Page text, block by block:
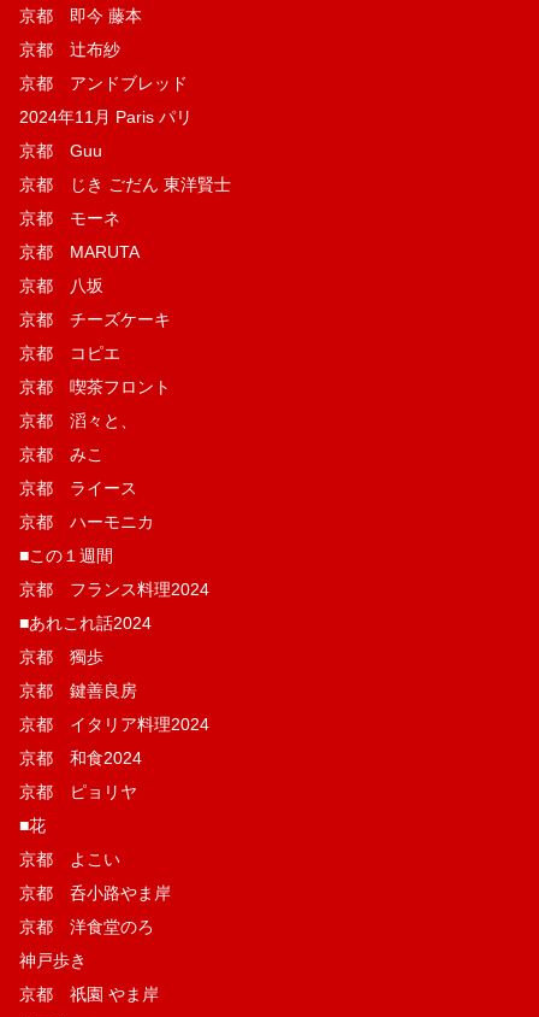
京都 即今 藤本
京都 辻布紗
京都 アンドブレッド
2024年11月 Paris パリ
京都 Guu
京都 じき ごだん 東洋賢士
京都 モーネ
京都 MARUTA
京都 八坂
京都 チーズケーキ
京都 コピエ
京都 喫茶フロント
京都 滔々と、
京都 みこ
京都 ライース
京都 ハーモニカ
■この１週間
京都 フランス料理2024
■あれこれ話2024
京都 獨歩
京都 鍵善良房
京都 イタリア料理2024
京都 和食2024
京都 ピョリヤ
■花
京都 よこい
京都 呑小路やま岸
京都 洋食堂のろ
神戸歩き
京都 祇園 やま岸